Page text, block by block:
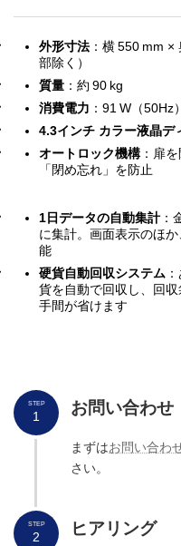
外形寸法 ：横 550 mm
部除く）
質量 ：約 90 kg
消費電力 ：91 W（50Hz
4.3インチ カラー液晶デ
オートロック機構：扉を
「閉め忘れ」を防止
1日データの自動集計：
に集計。画面表示のほ
能
硬貨自動回収システム
貨を自動で回収し、回
手間が省けます
お問い合わせ
まずはお問い合わ
さい。
STEP
1
ヒアリング
STEP
2